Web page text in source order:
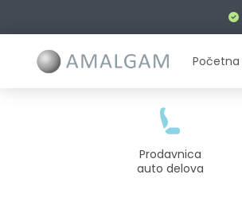
Početna
Prodavnica
auto delova